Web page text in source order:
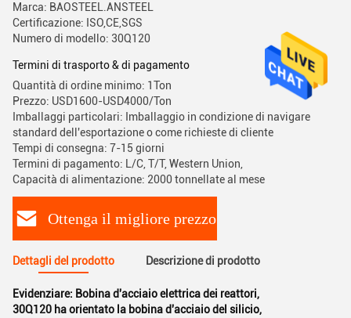
Marca: BAOSTEEL.ANSTEEL
Certificazione: ISO,CE,SGS
Numero di modello: 30Q120
Termini di trasporto & di pagamento
Quantità di ordine minimo: 1Ton
Prezzo: USD1600-USD4000/Ton
Imballaggi particolari: Imballaggio in condizione di navigare
standard dell'esportazione o come richieste di cliente
Tempi di consegna: 7-15 giorni
Termini di pagamento: L/C, T/T, Western Union,
Capacità di alimentazione: 2000 tonnellate al mese
Ottenga il migliore prezzo
Dettagli del prodotto Descrizione di prodotto
Evidenziare: Bobina d'acciaio elettrica dei reattori,
30Q120 ha orientato la bobina d'acciaio del silicio,